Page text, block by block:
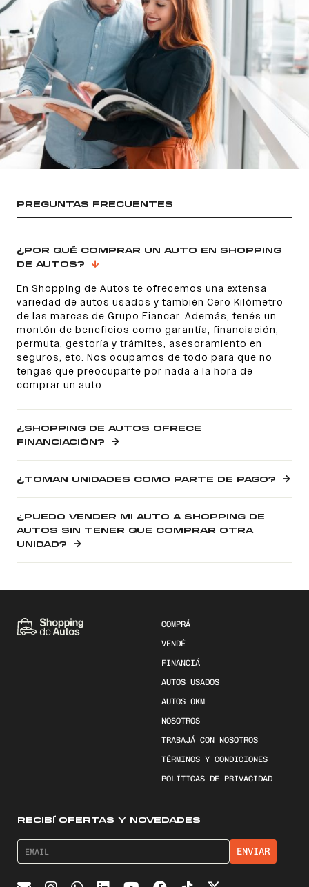
PREGUNTAS FRECUENTES
¿POR QUÉ COMPRAR UN AUTO EN SHOPPING
DE AUTOS?
En Shopping de Autos te ofrecemos una extensa
variedad de autos usados y también Cero Kilómetro
de las marcas de Grupo Fiancar. Además, tenés un
montón de beneficios como garantía, financiación,
permuta, gestoría y trámites, asesoramiento en
seguros, etc. Nos ocupamos de todo para que no
tengas que preocuparte por nada a la hora de
comprar un auto.
¿SHOPPING DE AUTOS OFRECE
FINANCIACIÓN?
¿TOMAN UNIDADES COMO PARTE DE PAGO?
¿PUEDO VENDER MI AUTO A SHOPPING DE
AUTOS SIN TENER QUE COMPRAR OTRA
UNIDAD?
COMPRÁ
VENDÉ
FINANCIÁ
AUTOS USADOS
AUTOS 0KM
NOSOTROS
TRABAJÁ CON NOSOTROS
TÉRMINOS Y CONDICIONES
POLÍTICAS DE PRIVACIDAD
RECIBÍ OFERTAS Y NOVEDADES